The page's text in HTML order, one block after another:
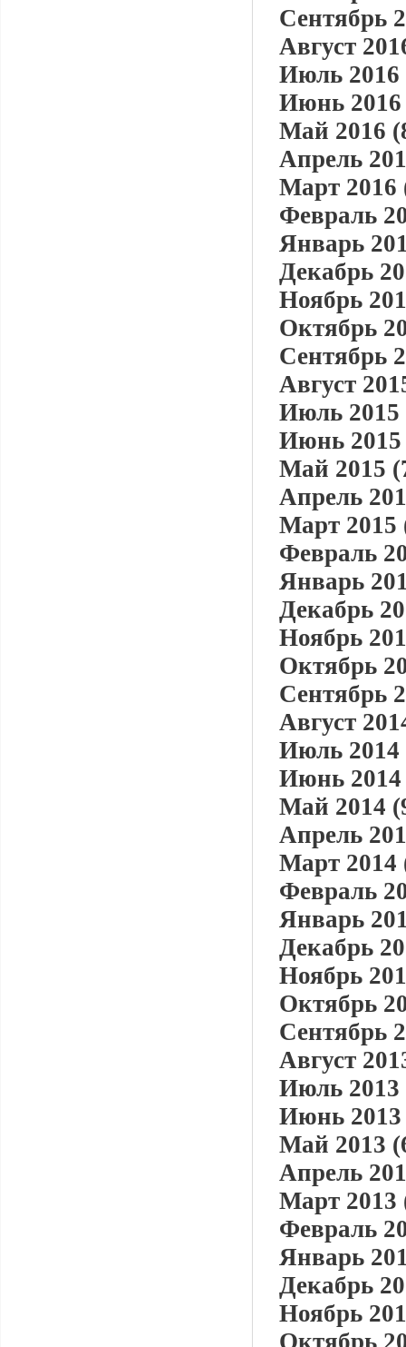
Сентябрь
Август
Июль 2016
Июнь 2016
Май 2016
Апрель
Март 2016
Февраль
Январь
Декабрь
Ноябрь
Октябрь
Сентябрь
Август
Июль 2015
Июнь 2015
Май 2015
Апрель
Март 2015
Февраль
Январь
Декабрь
Ноябрь
Октябрь
Сентябрь
Август
Июль 2014
Июнь 2014
Май 2014
Апрель
Март 2014
Февраль
Январь
Декабрь
Ноябрь
Октябрь
Сентябрь
Август
Июль 2013
Июнь 2013
Май 2013
Апрель
Март 2013
Февраль
Январь
Декабрь
Ноябрь
Октябрь